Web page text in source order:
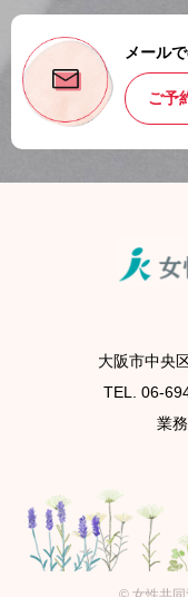
メール
ご予
大阪市中央
TEL. 06-
業